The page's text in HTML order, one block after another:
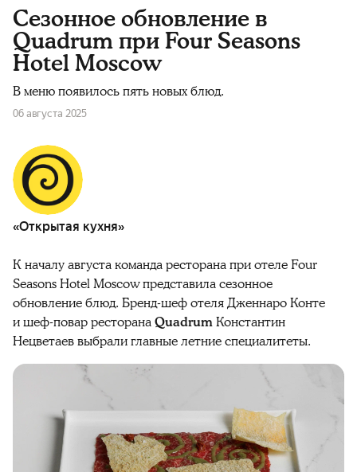
Сезонное обновление в
Quadrum при Four Seasons
Hotel Moscow
В меню появилось пять новых блюд.
06 августа 2025
«Открытая кухня»
К началу августа команда ресторана при отеле Four
Seasons Hotel Moscow представила сезонное
обновление блюд. Бренд-шеф отеля Дженнаро Конте
и шеф-повар ресторанаQuadrumКонстантин
Нецветаев выбрали главные летние специалитеты.